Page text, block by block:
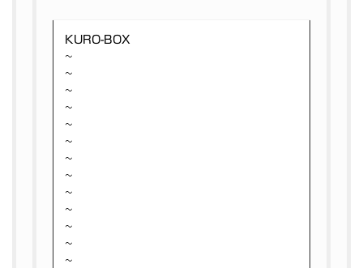
KURO-BOX
~
~
~
~
~
~
~
~
~
~
~
~
~